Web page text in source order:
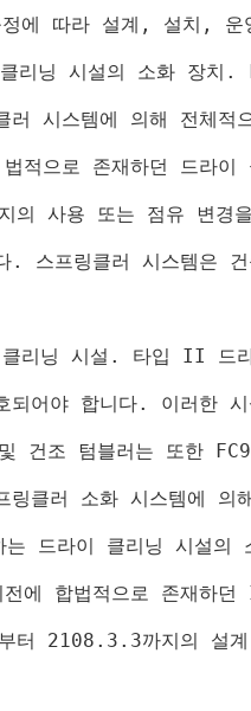
에 따라 설계 , 설치 , 운
리닝 시설의 소화 장치 .
러 시스템에 의해 전체적
적으로 존재하던 드라이
의 사용 또는 점유 변경
. 스프링클러 시스템은
리닝 시설 . 타입 II 드
되어야 합니다. 이러한
건조 텀블러는 또한
링클러 소화 시스템에 의
는 드라이 클리닝 시설의
에 합법적으로 존재하던
부터 2108.3.3까지의 설